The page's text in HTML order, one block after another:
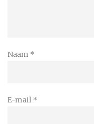
Naam *
E-mail *